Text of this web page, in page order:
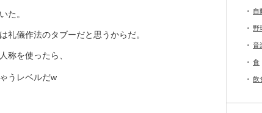
た。
礼儀作法のタブーだと思うからだ。
称を使ったら、
うレベルだw
自
野
音
食
飲